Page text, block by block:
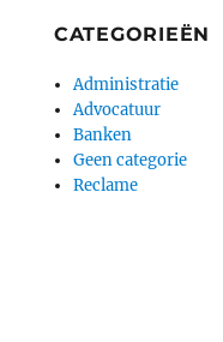
CATEGORIEËN
Administratie
Advocatuur
Banken
Geen categorie
Reclame